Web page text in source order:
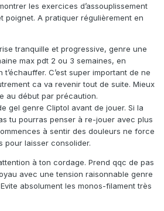
les exercices d’assouplissement
poignet. A pratiquer régulièrement en
tranquille et progressive, genre une
max pdt 2 ou 3 semaines, en
C’est super important de ne
ca va revenir tout de suite. Mieux
au début par précaution.
gel genre Cliptol avant de jouer. Si la
tu pourras penser à re-jouer avec plus
à sentir des douleurs ne force
pour laisser consolider.
à ton cordage. Prend qqc de pas
avec une tension raisonnable genre
absolument les monos-filament très